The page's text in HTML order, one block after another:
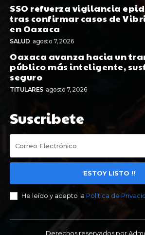
SSO refuerza vigilancia
tras confirmar casos de
en Oaxaca
SALUD agosto 7, 2026
Oaxaca avanza hacia un
público más inteligente,
seguro
TITULARES agosto 7, 2026
Suscribete
ESTOY LISTO !!
He leído y acepto la Política de
Derechos reservados por